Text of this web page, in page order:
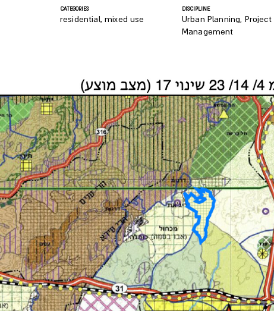
CATEGORIES
residential, mixed use
DISCIPLINE
Urban Planning, Project
Management